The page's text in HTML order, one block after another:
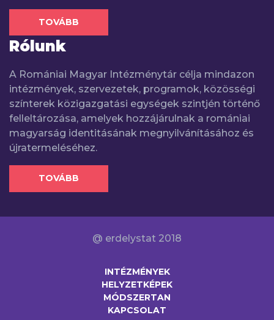
TOVÁBB
Rólunk
A Romániai Magyar Intézménytár célja mindazon
intézmények, szervezetek, programok, közösségi
színterek közigazgatási egységek szintjén történő
felleltározása, amelyek hozzájárulnak a romániai
magyarság identitásának megnyilvánításához és
újratermeléséhez.
TOVÁBB
@ erdelystat 2018
INTÉZMÉNYEK
HELYZETKÉPEK
MÓDSZERTAN
KAPCSOLAT